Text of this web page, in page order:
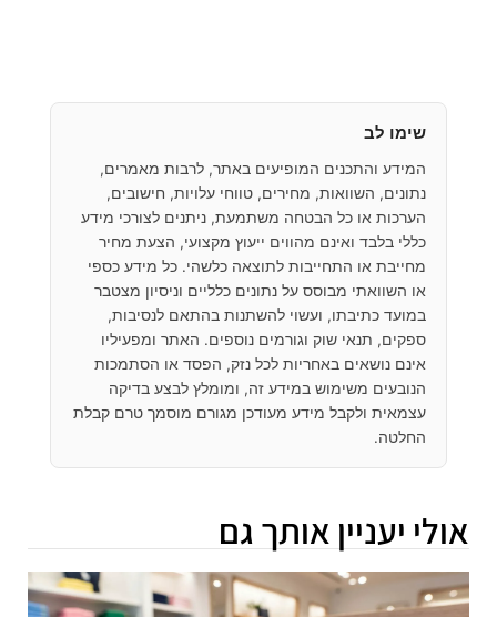
שימו לב
המידע והתכנים המופיעים באתר, לרבות מאמרים,
נתונים, השוואות, מחירים, טווחי עלויות, חישובים,
הערכות או כל הבטחה משתמעת, ניתנים לצורכי מידע
כללי בלבד ואינם מהווים ייעוץ מקצועי, הצעת מחיר
מחייבת או התחייבות לתוצאה כלשהי. כל מידע כספי
או השוואתי מבוסס על נתונים כלליים וניסיון מצטבר
במועד כתיבתו, ועשוי להשתנות בהתאם לנסיבות,
ספקים, תנאי שוק וגורמים נוספים. האתר ומפעיליו
אינם נושאים באחריות לכל נזק, הפסד או הסתמכות
הנובעים משימוש במידע זה, ומומלץ לבצע בדיקה
עצמאית ולקבל מידע מעודכן מגורם מוסמך טרם קבלת
החלטה.
אולי יעניין אותך גם